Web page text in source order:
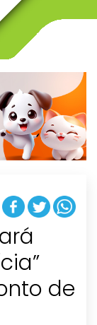
v
g
t
i
o
n
de